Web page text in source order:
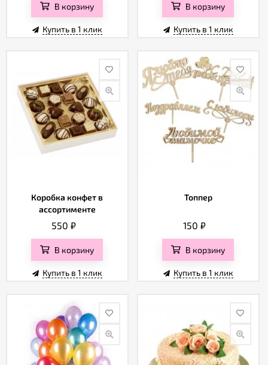
В корзину
Купить в 1 клик
В корзину
Купить в 1 клик
Коробка конфет в
ассортименте
550 ₽
В корзину
Купить в 1 клик
Топпер
150₽
В корзину
Купить в 1 клик